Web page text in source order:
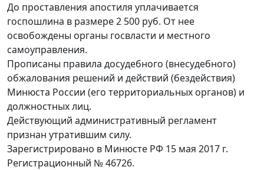
До проставления апостиля уплачивается
госпошлина в размере 2 500 руб. От нее
освобождены органы госвласти и местного
самоуправления.
Прописаны правила досудебного (внесудебного)
обжалования решений и действий (бездействия)
Минюста России (его территориальных органов) и
должностных лиц.
Действующий административный регламент
признан утратившим силу.
Зарегистрировано в Минюсте РФ 15 мая 2017 г.
Регистрационный № 46726.